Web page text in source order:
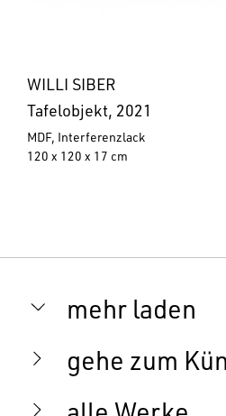
WILLI SIBER
Tafelobjekt, 2021
MDF, Interferenzlack
120 x 120 x 17 cm
mehr laden
gehe zum